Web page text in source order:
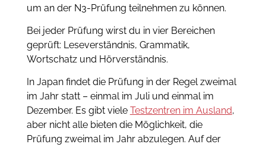
um an der N3-Prüfung teilnehmen zu können.
Bei jeder Prüfung wirst du in vier Bereichen
geprüft: Leseverständnis, Grammatik,
Wortschatz und Hörverständnis.
In Japan findet die Prüfung in der Regel zweimal
im Jahr statt – einmal im Juli und einmal im
Dezember. Es gibt viele Testzentren im Ausland,
aber nicht alle bieten die Möglichkeit, die
Prüfung zweimal im Jahr abzulegen. Auf der